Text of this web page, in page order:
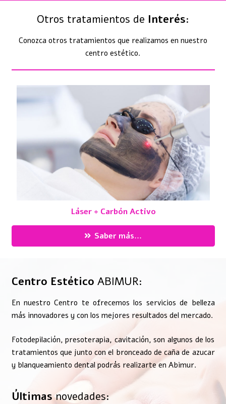
Otros tratamientos de Interés:
Conozca otros tratamientos que realizamos en nuestro
centro estético.
Láser + Carbón Activo
Saber más...
Centro Estético ABIMUR:
En nuestro Centro te ofrecemos los servicios de belleza
más innovadores y con los mejores resultados del mercado.
Fotodepilación, presoterapia, cavitación, son algunos de los
tratamientos que junto con el bronceado de caña de azucar
y blanqueamiento dental podrás realizarte en Abimur.
Últimasnovedades: